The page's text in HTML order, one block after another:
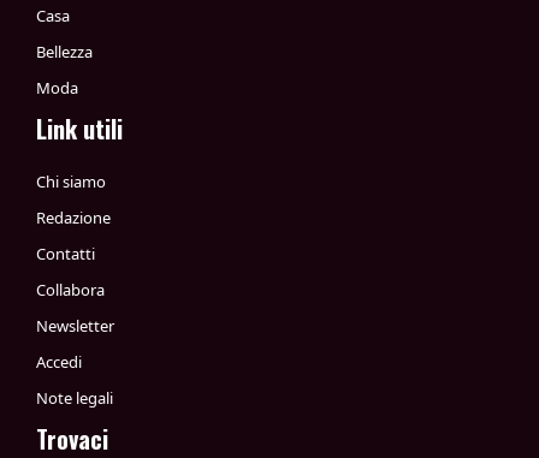
Casa
Bellezza
Moda
Link utili
Chi siamo
Redazione
Contatti
Collabora
Newsletter
Accedi
Note legali
Trovaci